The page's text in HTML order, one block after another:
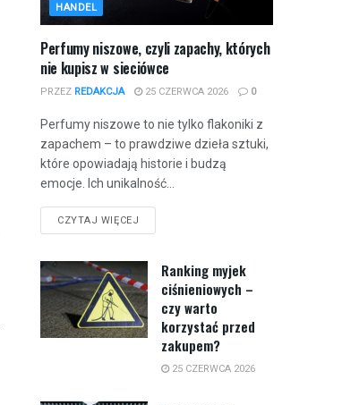
HANDEL
Perfumy niszowe, czyli zapachy, których
nie kupisz w sieciówce
PRZEZ REDAKCJA 25 CZERWCA 2026 0
Perfumy niszowe to nie tylko flakoniki z
zapachem – to prawdziwe dzieła sztuki,
które opowiadają historie i budzą
emocje. Ich unikalność...
CZYTAJ WIĘCEJ
Ranking myjek
ciśnieniowych –
czy warto
korzystać przed
zakupem?
25 CZERWCA 2026